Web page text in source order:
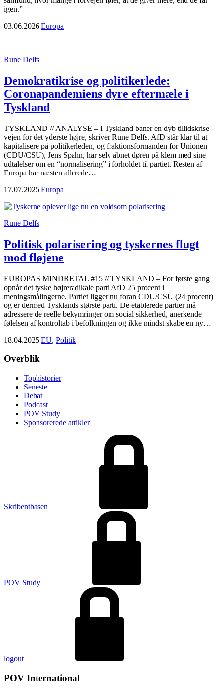
igen.”
03.06.2026|Europa
Rune Delfs
Demokratikrise og politikerlede:
Coronapandemiens dyre eftermæle i
Tyskland
TYSKLAND // ANALYSE – I Tyskland baner en dyb tillidskrise
vejen for det yderste højre, skriver Rune Delfs. AfD står klar til at
kapitalisere på politikerleden, og fraktionsformanden for Unionen
(CDU/CSU), Jens Spahn, har selv åbnet døren på klem med sine
udtalelser om en “normalisering” i forholdet til partiet. Resten af
Europa har næsten allerede…
17.07.2025|Europa
Rune Delfs
Politisk polarisering og tyskernes flugt
mod fløjene
EUROPAS MINDRETAL #15 // TYSKLAND – For første gang
opnår det tyske højreradikale parti AfD 25 procent i
meningsmålingerne. Partiet ligger nu foran CDU/CSU (24 procent)
og er dermed Tysklands største parti. De etablerede partier må
adressere de reelle bekymringer om social sikkerhed, anerkende
følelsen af kontroltab i befolkningen og ikke mindst skabe en ny…
18.04.2025|EU, Politik
Footer
Overblik
Tophistorier
Seneste
Debat
Podcast
POV Study
Sponsorerede artikler
Skribentbasen
POV Study
logout
POV International